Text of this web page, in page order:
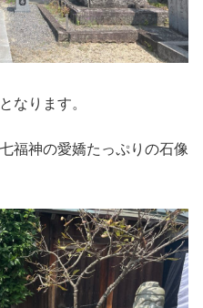
なります。
福神の愛嬌たっぷりの石像